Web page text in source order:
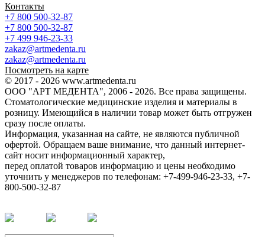
Контакты
+7 800 500-32-87
+7 800 500-32-87
+7 499 946-23-33
zakaz@artmedenta.ru
zakaz@artmedenta.ru
Посмотреть на карте
© 2017 - 2026 www.artmedenta.ru
ООО "АРТ МЕДЕНТА", 2006 - 2026. Все права защищены.
Стоматологические медицинские изделия и материалы в
розницу. Имеющийся в наличии товар может быть отгружен
сразу после оплаты.
Информация, указанная на сайте, не являются публичной
офертой. Обращаем ваше внимание, что данный интернет-
сайт носит информационный характер,
перед оплатой товаров информацию и цены необходимо
уточнить у менеджеров по телефонам: +7-499-946-23-33, +7-
800-500-32-87